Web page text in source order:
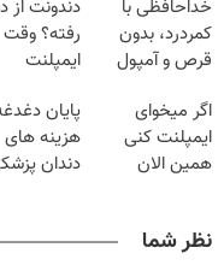
خداحافظی با
کمردرد، بدون
قرص و آمپول
دندونت
رفته؟ وقت
ایمپلنت
اگر میخوای
ایمپلنت کنی
همین الان
تومان!!!
پایان
هزینه های
دندان
نظر شما